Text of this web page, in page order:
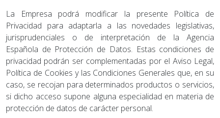
La Empresa podrá modificar la presente Política de
Privacidad para adaptarla a las novedades legislativas,
jurisprudenciales o de interpretación de la Agencia
Española de Protección de Datos. Estas condiciones de
privacidad podrán ser complementadas por el Aviso Legal,
Política de Cookies y las Condiciones Generales que, en su
caso, se recojan para determinados productos o servicios,
si dicho acceso supone alguna especialidad en materia de
protección de datos de carácter personal.